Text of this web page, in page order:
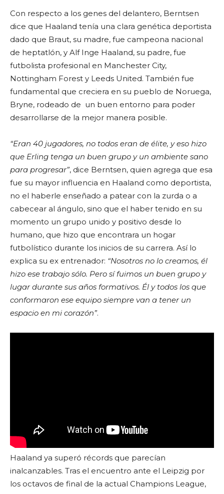
Con respecto a los genes del delantero, Berntsen
dice que Haaland tenía una clara genética deportista
dado que Braut, su madre, fue campeona nacional
de heptatlón, y Alf Inge Haaland, su padre, fue
futbolista profesional en Manchester City,
Nottingham Forest y Leeds United. También fue
fundamental que creciera en su pueblo de Noruega,
Bryne, rodeado de un buen entorno para poder
desarrollarse de la mejor manera posible.
“Eran 40 jugadores, no todos eran de élite, y eso hizo
que Erling tenga un buen grupo y un ambiente sano
para progresar”, dice Berntsen, quien agrega que esa
fue su mayor influencia en Haaland como deportista,
no el haberle enseñado a patear con la zurda o a
cabecear al ángulo, sino que el haber tenido en su
momento un grupo unido y positivo desde lo
humano, que hizo que encontrara un hogar
futbolístico durante los inicios de su carrera. Así lo
explica su ex entrenador: “Nosotros no lo creamos, él
hizo ese trabajo sólo. Pero sí fuimos un buen grupo y
lugar durante sus años formativos. Él y todos los que
conformaron ese equipo siempre van a tener un
espacio en mi corazón”.
Haaland ya superó récords que parecían
inalcanzables. Tras el encuentro ante el Leipzig por
los octavos de final de la actual Champions League,